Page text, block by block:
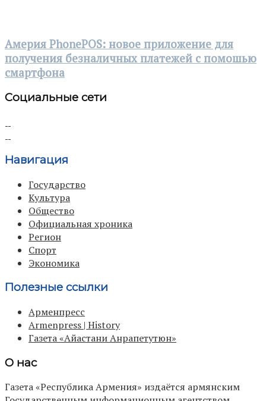
Америя PhonePOS: новое приложение для
получения безналичных платежей с помошью
смартфона
Социальные сети
Навигация
Государство
Культура
Общество
Официальная хроника
Регион
Спорт
Экономика
Полезные ссылки
Арменпресс
Armenpress | History
Газета «Айастани Анрапетутюн»
О нас
Газета «Республика Армения» издаётся армянским